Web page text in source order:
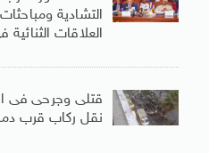
التشادية
العلاقات
قتلى وجرحى فى
نقل ركاب قرب